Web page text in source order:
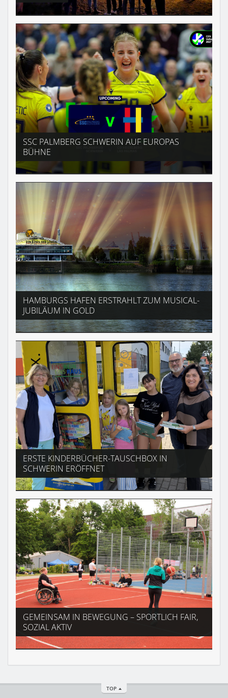
SSC PALMBERG SCHWERIN AUF EUROPAS
BÜHNE
HAMBURGS HAFEN ERSTRAHLT ZUM MUSICAL-
JUBILÄUM IN GOLD
ERSTE KINDERBÜCHER-TAUSCHBOX IN
SCHWERIN ERÖFFNET
GEMEINSAM IN BEWEGUNG – SPORTLICH FAIR,
SOZIAL AKTIV
TOP